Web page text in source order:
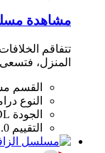
مشاهدة
تتفاقم
المنزل،
القسم
النوع
الجودة
التقييم / 10